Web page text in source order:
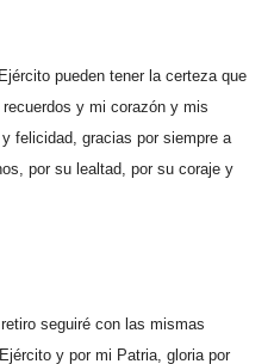
pueden tener la certeza que
y mi corazón y mis
felicidad, gracias por siempre a
por su lealtad, por su coraje y
seguiré con las mismas
y por mi Patria, gloria por